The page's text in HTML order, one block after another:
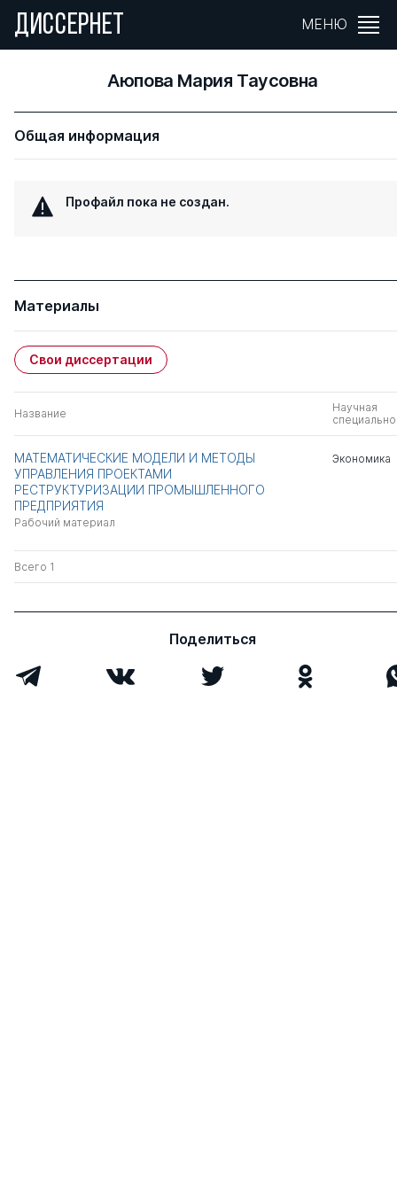
ДИССЕРНЕТ МЕНЮ
Аюпова Мария Таусовна
Общая информация
Профайл пока не создан.
Материалы
Свои диссертации
Название
Научная
МАТЕМАТИЧЕСКИЕ МОДЕЛИ И МЕТОДЫ
УПРАВЛЕНИЯ ПРОЕКТАМИ
РЕСТРУКТУРИЗАЦИИ ПРОМЫШЛЕННОГО
ПРЕДПРИЯТИЯ
Рабочий материал
Экономика
Всего 1
Поделиться